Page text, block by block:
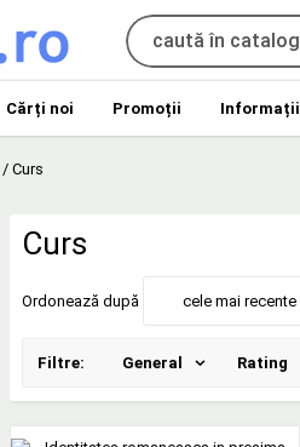
Cărți noi Promoții Informații
/ Curs
Curs
Ordonează după cele mai recente
Filtre: General Rating